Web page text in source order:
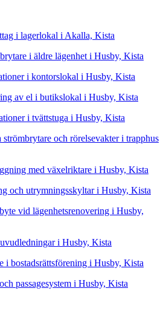
i lagerlokal i Akalla, Kista
i äldre lägenhet i Husby, Kista
i kontorslokal i Husby, Kista
av el i butikslokal i Husby, Kista
i tvättstuga i Husby, Kista
och rörelsevakter i trapphus
med växelriktare i Husby, Kista
och utrymningsskyltar i Husby, Kista
vid lägenhetsrenovering i Husby,
i Husby, Kista
i bostadsrättsförening i Husby, Kista
passagesystem i Husby, Kista